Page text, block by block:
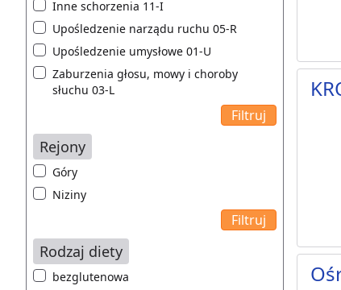
Inne schorzenia 11-I
Upośledzenie narządu ruchu 05-R
Upośledzenie umysłowe 01-U
Zaburzenia głosu, mowy i choroby
słuchu 03-L
Rejony
Góry
Niziny
Rodzaj diety
bezglutenowa